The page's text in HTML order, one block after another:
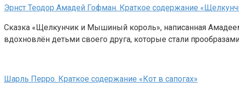
Эрнст Теодор Амадей Гофман. Краткое содержание
Сказка «Щелкунчик и Мышиный король», написанная
вдохновлён детьми своего друга, которые стали
Шарль Перро. Краткое содержание «Кот в сапогах»